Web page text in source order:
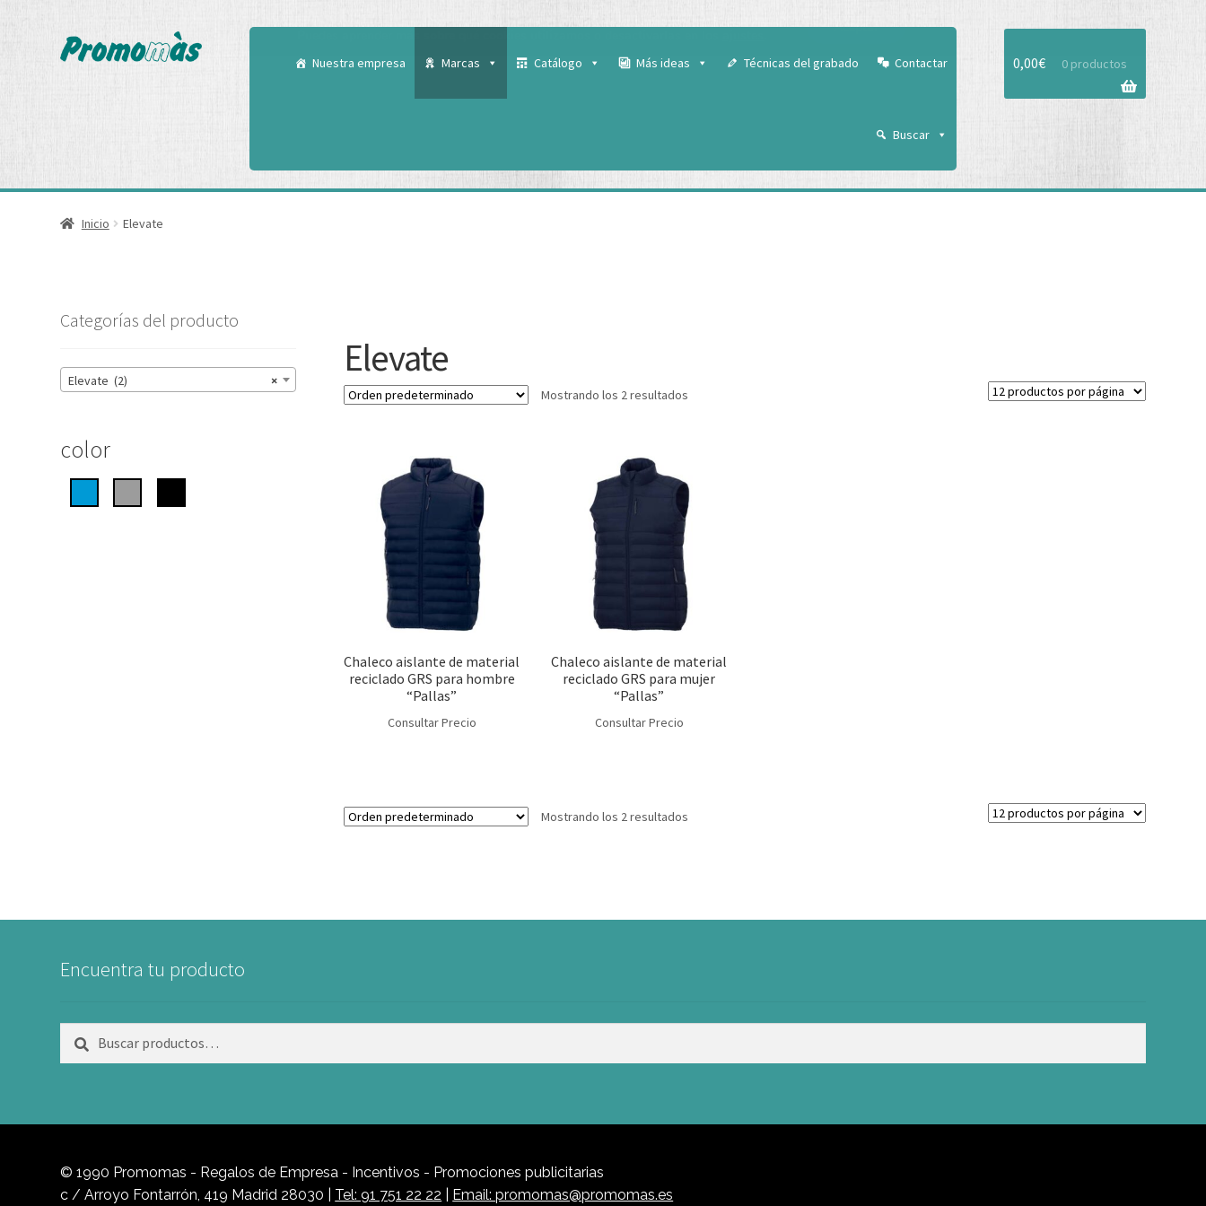
Nuestra empresa Marcas Catálogo Más ideas Técnicas del grabado Contactar
Buscar
0,00€ 0 productos
Inicio Elevate
Elevate
Mostrando los 2 resultados
Chaleco aislante de material
reciclado GRS para hombre
“Pallas”
Consultar Precio
Chaleco aislante de material
reciclado GRS para mujer
“Pallas”
Consultar Precio
Mostrando los 2 resultados
Categorías del producto
×
Elevate (2)
color
Encuentra tu producto
Buscar
Buscar
© 1990 Promomas - Regalos de Empresa - Incentivos - Promociones publicitarias
c / Arroyo Fontarrón, 419 Madrid 28030 | Tel: 91 751 22 22 Email: promomas@promomas.es
Aceptar